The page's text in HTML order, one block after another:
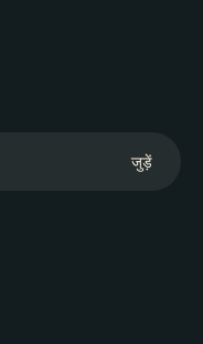
जुड़ें